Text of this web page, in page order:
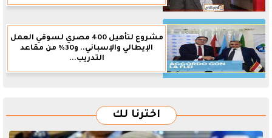
مشروع لتأهيل 400 مصري لسوقي العمل
الإيطالي والإسباني.. و30% من مقاعد
التدريب...
اخترنا لك